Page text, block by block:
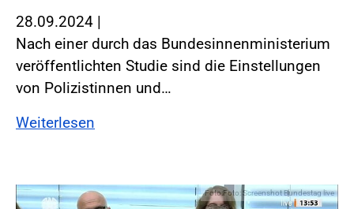
28.09.2024 |
Nach einer durch das Bundesinnenministerium
veröffentlichten Studie sind die Einstellungen
von Polizistinnen und…
Weiterlesen
Foto:Foto: Screenshot Bundestag live